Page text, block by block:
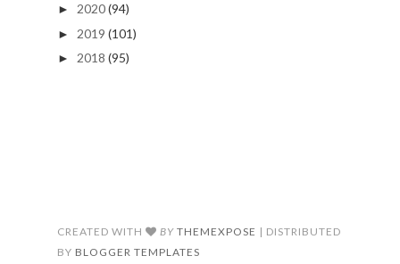
► 2020(94)
► 2019 (101)
► 2018 (95)
CREATED WITH BY THEMEXPOSE | DISTRIBUTED
BY BLOGGER TEMPLATES